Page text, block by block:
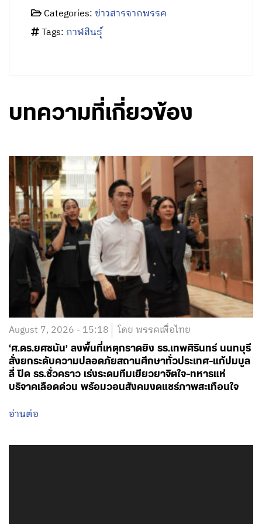
Categories:ข่าวสารจากพรรค
Tags: กาฬสินธุ์
บทความที่เกี่ยวข้อง
August 7, 2026 - 15:18 โดย พรรคเพื่อไทย
‘ศ.ดร.ยศชนัน’ ลงพื้นที่เหตุกราดยิง รร.เทพศิรินทร์ นนทบุรี
สั่งยกระดับความปลอดภัยสถานศึกษาทั่วประเทศ-แก้ปมบูล
ลี่ ปิด รร.ชั่วคราว เร่งระดมทีมเยียวยาจิตใจ-ทหารแห่
บริจาคเลือดด่วน พร้อมวอนสังคมงดแชร์ภาพสะเทือนใจ
อ่านต่อ